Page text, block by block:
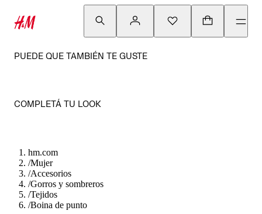
PUEDE QUE TAMBIÉN TE GUSTE
COMPLETÁ TU LOOK
hm.com
/Mujer
/Accesorios
/Gorros y sombreros
/Tejidos
/Boina de punto